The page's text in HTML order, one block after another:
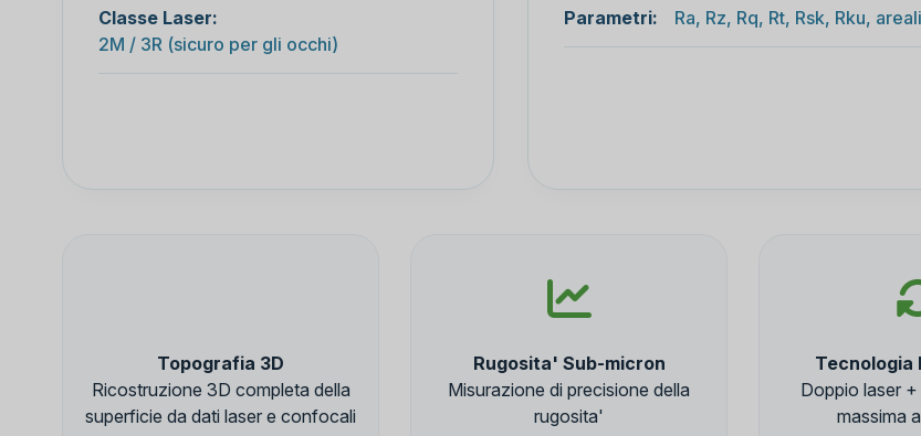
Classe Laser:
2M / 3R (sicuro per gli occhi)
Parametri: Ra, Rz, Rq, Rt, Rsk, Rku, areali
Topografia 3D
Ricostruzione 3D completa della
superficie da dati laser e confocali
Rugosita' Sub-micron
Misurazione di precisione della
rugosita'
Tecnologia
Doppio laser
massima